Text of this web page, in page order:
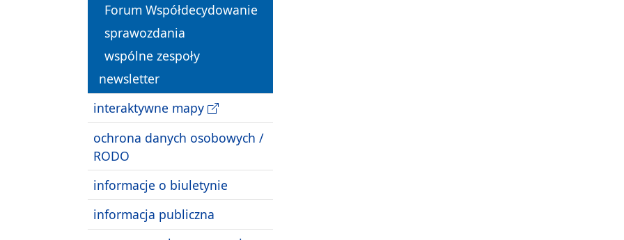
Forum Współdecydowanie
sprawozdania
wspólne zespoły
newsletter
interaktywne mapy
ochrona danych osobowych /
RODO
informacje o biuletynie
informacja publiczna